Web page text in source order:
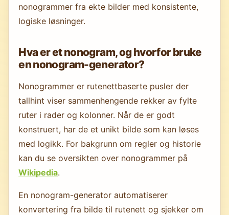
nonogrammer fra ekte bilder med konsistente,
logiske løsninger.
Hva er et nonogram, og hvorfor bruke
en nonogram-generator?
Nonogrammer er rutenettbaserte pusler der
tallhint viser sammenhengende rekker av fylte
ruter i rader og kolonner. Når de er godt
konstruert, har de et unikt bilde som kan løses
med logikk. For bakgrunn om regler og historie
kan du se oversikten over nonogrammer på
Wikipedia.
En nonogram-generator automatiserer
konvertering fra bilde til rutenett og sjekker om